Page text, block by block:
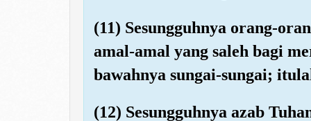
(11) Sesungguhnya orang-
amal-amal yang saleh bagi
bawahnya sungai-sungai;
(12) Sesungguhnya azab